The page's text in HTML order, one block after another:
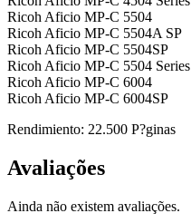
Ricoh Aficio MP-C 5504
Ricoh Aficio MP-C 5504A SP
Ricoh Aficio MP-C 5504SP
Ricoh Aficio MP-C 5504 Series
Ricoh Aficio MP-C 6004
Ricoh Aficio MP-C 6004SP
Rendimiento: 22.500 P?ginas
Avaliações
Ainda não existem avaliações.